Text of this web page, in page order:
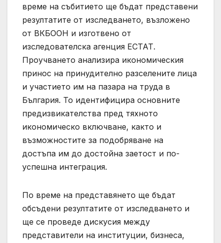
време на събитието ще бъдат представени
резултатите от изследването, възложено
от ВКБООН и изготвено от
изследователска агенция ЕСТАТ.
Проучването анализира икономическия
принос на принудително разселените лица
и участието им на пазара на труда в
България. То идентифицира основните
предизвикателства пред тяхното
икономическо включване, както и
възможностите за подобряване на
достъпа им до достойна заетост и по-
успешна интеграция.
По време на представянето ще бъдат
обсъдени резултатите от изследването и
ще се проведе дискусия между
представители на институции, бизнеса,